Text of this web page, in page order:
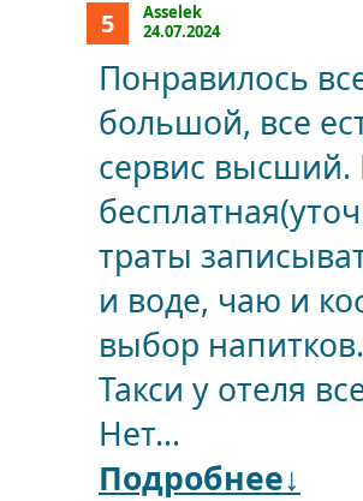
5
Asselek
24.07.2024
Понравилось
большой, все
сервис высший.
траты
и воде, чаю и
выбор
Такси у отеля
Нет...
Подробнее↓